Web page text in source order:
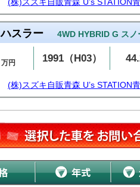
(株)スズキ自販青森 U’s STATION
ハスラー 4WD HYBRID G ス
万円 1991（H03）
(株)スズキ自販青森 U’s STATION